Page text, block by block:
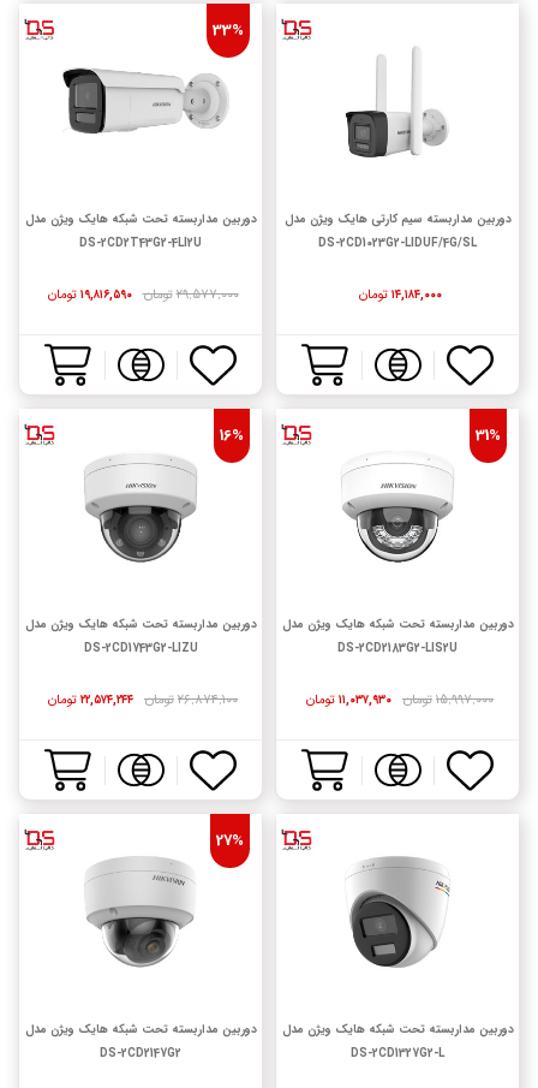
دوربین مداربسته سیم کارتی هایک ویژن مدل
DS-2CD1023G2-LIDUF/4G/SL
۱۴,۱۸۴,۰۰۰ تومان
33%
دوربین مداربسته تحت شبکه هایک ویژن مدل
DS-2CD2T43G2-4LI2U
۲۹,۵۷۷,۰۰۰تومان ۱۹,۸۱۶,۵۹۰ تومان
31%
دوربین مداربسته تحت شبکه هایک ویژن مدل
DS-2CD2183G2-LIS2U
۱۵,۹۹۷,۰۰۰تومان ۱۱,۰۳۷,۹۳۰ تومان
16%
دوربین مداربسته تحت شبکه هایک ویژن مدل
DS-2CD1743G2-LIZU
۲۶,۸۷۴,۱۰۰تومان ۲۲,۵۷۴,۲۴۴ تومان
دوربین مداربسته تحت شبکه هایک ویژن مدل
DS-2CD1327G2-L
27%
دوربین مداربسته تحت شبکه هایک ویژن مدل
DS-2CD2147G2